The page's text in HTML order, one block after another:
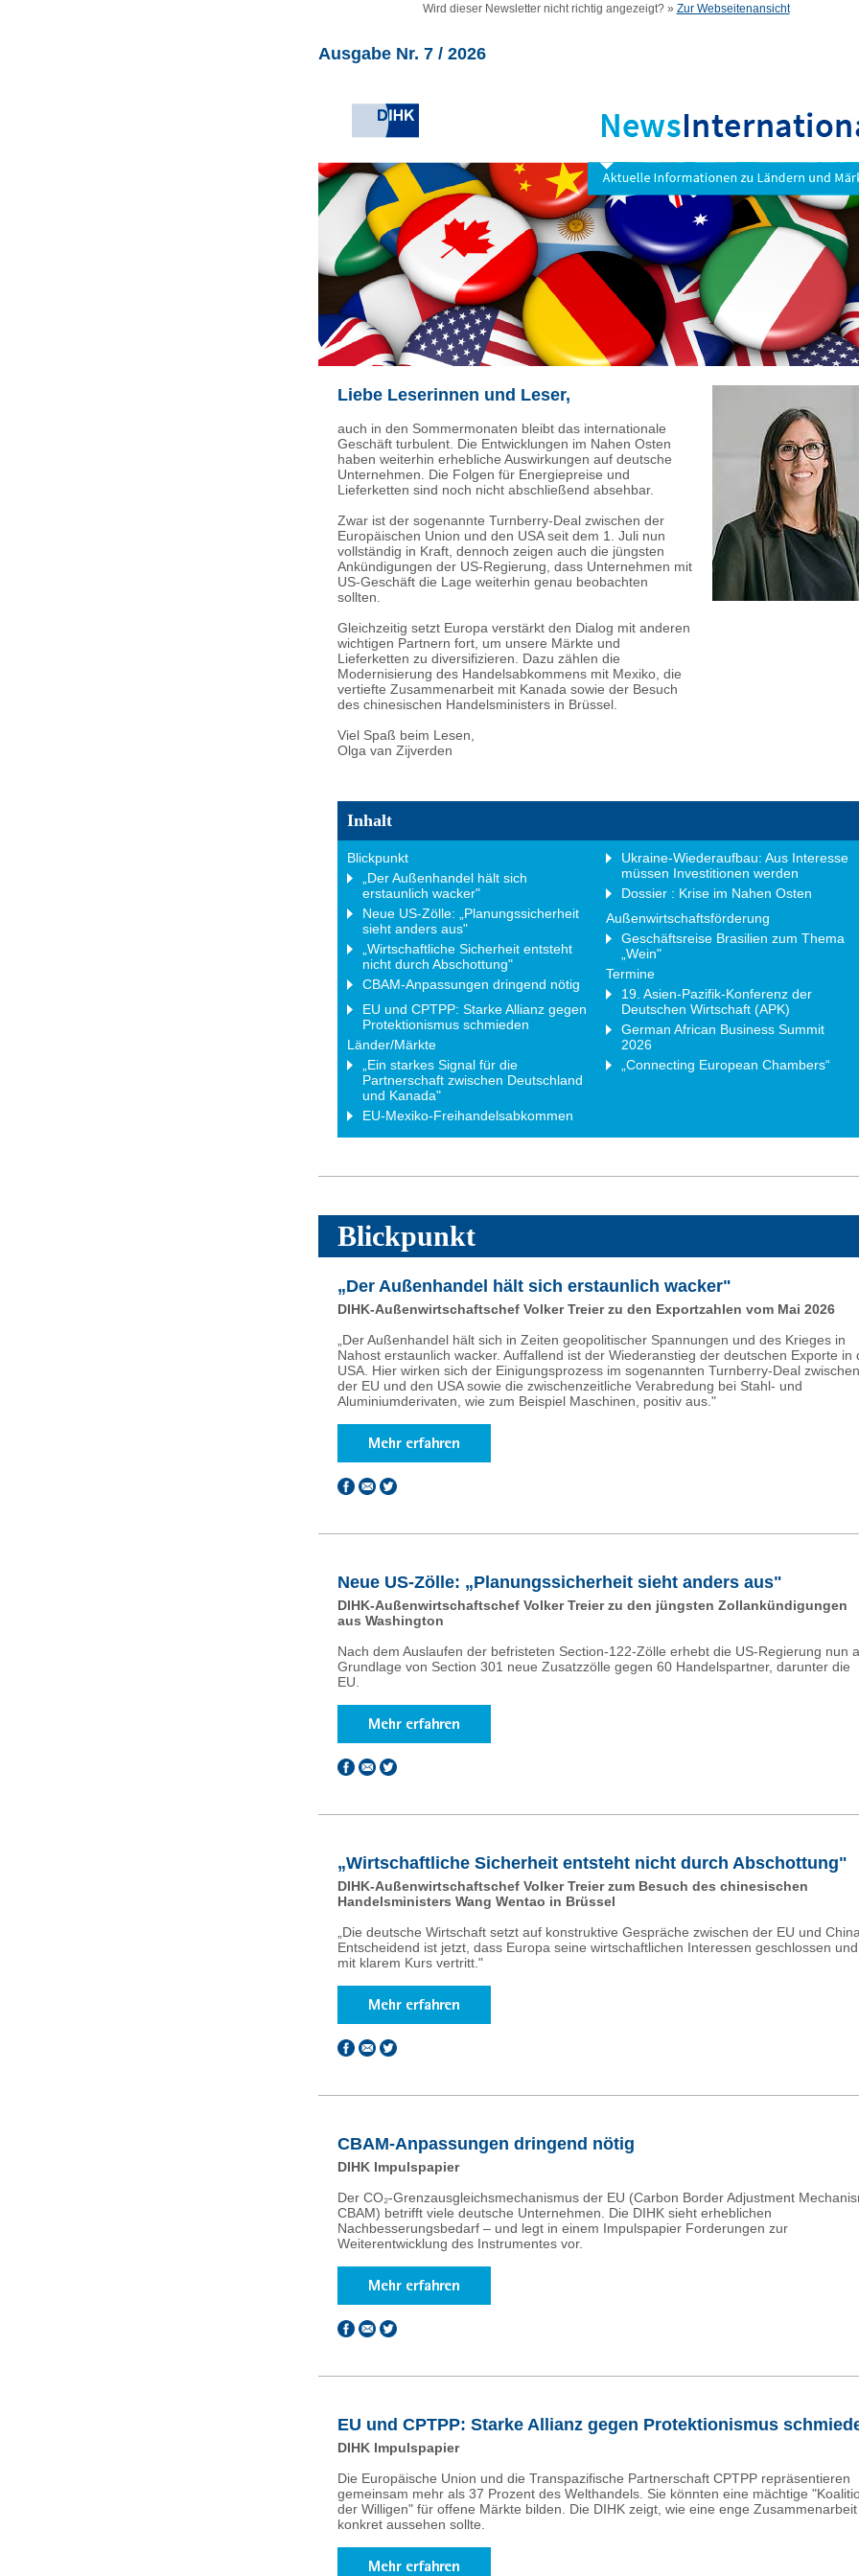
Wird dieser Newsletter nicht richtig angezeigt? » Zur Webseitenansicht
Ausgabe Nr. 7 / 2026
Liebe Leserinnen und Leser,
auch in den Sommermonaten bleibt das internationale
Geschäft turbulent. Die Entwicklungen im Nahen Osten
haben weiterhin erhebliche Auswirkungen auf deutsche
Unternehmen. Die Folgen für Energiepreise und
Lieferketten sind noch nicht abschließend absehbar.
Zwar ist der sogenannte Turnberry-Deal zwischen der
Europäischen Union und den USA seit dem 1. Juli nun
vollständig in Kraft, dennoch zeigen auch die jüngsten
Ankündigungen der US-Regierung, dass Unternehmen mit
US-Geschäft die Lage weiterhin genau beobachten
sollten.
Gleichzeitig setzt Europa verstärkt den Dialog mit anderen
wichtigen Partnern fort, um unsere Märkte und
Lieferketten zu diversifizieren. Dazu zählen die
Modernisierung des Handelsabkommens mit Mexiko, die
vertiefte Zusammenarbeit mit Kanada sowie der Besuch
des chinesischen Handelsministers in Brüssel.
Viel Spaß beim Lesen,
Olga van Zijverden
Inhalt
Blickpunkt
„Der Außenhandel hält sich
erstaunlich wacker"
Neue US-Zölle: „Planungssicherheit
sieht anders aus"
„Wirtschaftliche Sicherheit entsteht
nicht durch Abschottung"
CBAM-Anpassungen dringend nötig
EU und CPTPP: Starke Allianz gegen
Protektionismus schmieden
Länder/Märkte
„Ein starkes Signal für die
Partnerschaft zwischen Deutschland
und Kanada"
EU-Mexiko-Freihandelsabkommen
Ukraine-Wiederaufbau: Aus Interesse
müssen Investitionen werden
Dossier : Krise im Nahen Osten
Außenwirtschaftsförderung
Geschäftsreise Brasilien zum Thema
„Wein"
Termine
19. Asien-Pazifik-Konferenz der
Deutschen Wirtschaft (APK)
German African Business Summit
2026
„Connecting European Chambers“
Blickpunkt
„Der Außenhandel hält sich erstaunlich wacker"
DIHK-Außenwirtschaftschef Volker Treier zu den Exportzahlen vom Mai 2026
„Der Außenhandel hält sich in Zeiten geopolitischer Spannungen und des Krieges in
Nahost erstaunlich wacker. Auffallend ist der Wiederanstieg der deutschen Exporte in
USA. Hier wirken sich der Einigungsprozess im sogenannten Turnberry-Deal zwischen
der EU und den USA sowie die zwischenzeitliche Verabredung bei Stahl- und
Aluminiumderivaten, wie zum Beispiel Maschinen, positiv aus."
Neue US-Zölle: „Planungssicherheit sieht anders aus"
DIHK-Außenwirtschaftschef Volker Treier zu den jüngsten Zollankündigungen
aus Washington
Nach dem Auslaufen der befristeten Section-122-Zölle erhebt die US-Regierung nun
Grundlage von Section 301 neue Zusatzzölle gegen 60 Handelspartner, darunter die
EU.
„Wirtschaftliche Sicherheit entsteht nicht durch Abschottung"
DIHK-Außenwirtschaftschef Volker Treier zum Besuch des chinesischen
Handelsministers Wang Wentao in Brüssel
„Die deutsche Wirtschaft setzt auf konstruktive Gespräche zwischen der EU und China.
Entscheidend ist jetzt, dass Europa seine wirtschaftlichen Interessen geschlossen und
mit klarem Kurs vertritt."
CBAM-Anpassungen dringend nötig
DIHK Impulspapier
Der CO₂-Grenzausgleichsmechanismus der EU (Carbon Border Adjustment
CBAM) betrifft viele deutsche Unternehmen. Die DIHK sieht erheblichen
Nachbesserungsbedarf – und legt in einem Impulspapier Forderungen zur
Weiterentwicklung des Instrumentes vor.
EU und CPTPP: Starke Allianz gegen Protektionismus
DIHK Impulspapier
Die Europäische Union und die Transpazifische Partnerschaft CPTPP repräsentieren
gemeinsam mehr als 37 Prozent des Welthandels. Sie könnten eine mächtige
der Willigen" für offene Märkte bilden. Die DIHK zeigt, wie eine enge Zusammenarbeit
konkret aussehen sollte.